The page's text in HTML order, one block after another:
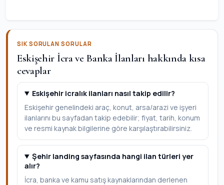
SIK SORULAN SORULAR
Eskişehir İcra ve Banka İlanları hakkında kısa
cevaplar
Eskişehir icralık ilanları nasıl takip edilir?
Eskişehir genelindeki araç, konut, arsa/arazi ve işyeri
ilanlarını bu sayfadan takip edebilir; fiyat, tarih, konum
ve resmi kaynak bilgilerine göre karşılaştırabilirsiniz.
Şehir landing sayfasında hangi ilan türleri yer
alır?
İcra, banka ve kamu satış kaynaklarından derlenen